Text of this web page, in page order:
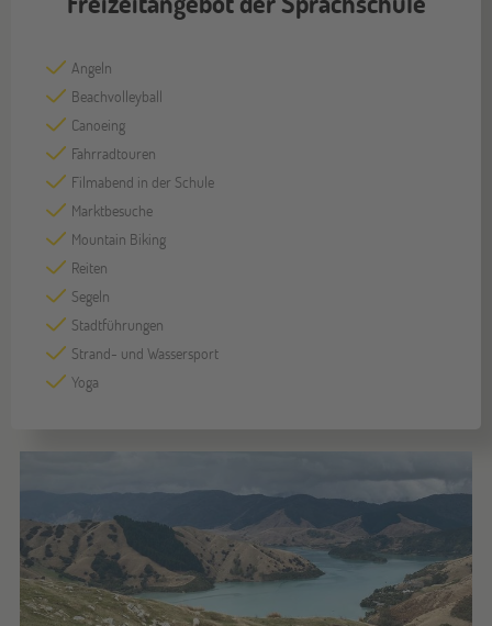
Angeln
Beachvolleyball
Canoeing
Fahrradtouren
Filmabend in der Schule
Marktbesuche
Mountain Biking
Reiten
Segeln
Stadtführungen
Strand- und Wassersport
Yoga